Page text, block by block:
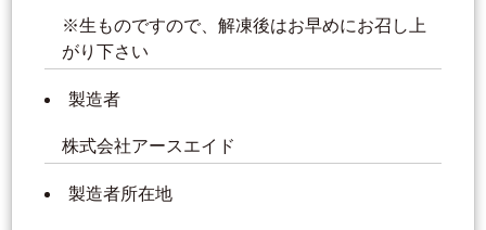
※生ものですので、解凍後はお早めにお召し上
がり下さい
製造者
株式会社アースエイド
製造者所在地